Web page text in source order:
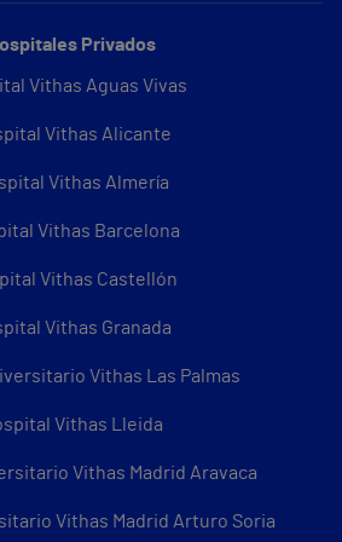
Privados
Vithas Aguas Vivas
Vithas Alicante
Vithas Almería
Vithas Barcelona
Vithas Castellón
Vithas Granada
Vithas Las Palmas
Vithas Lleida
Vithas Madrid Aravaca
Vithas Madrid Arturo Soria